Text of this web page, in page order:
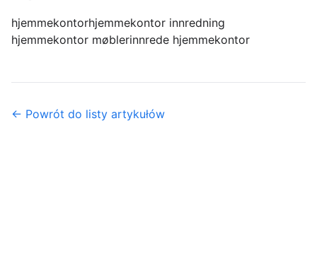
hjemmekontorhjemmekontor innredning
hjemmekontor møblerinnrede hjemmekontor
← Powrót do listy artykułów